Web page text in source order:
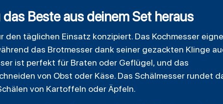
Beste aus deinem Set heraus
täglichen Einsatz konzipiert. Das Kochmesser
das Brotmesser dank seiner gezackten Klinge
ist perfekt für Braten oder Geflügel, und das
von Obst oder Käse. Das Schälmesser rundet
von Kartoffeln oder Äpfeln.